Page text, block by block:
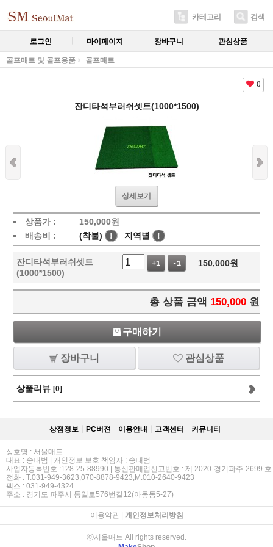
카테고리 검색
로그인 마이페이지 장바구니 관심상품
골프매트 및 골프용품 골프매트
0
잔디타석부러쉬셋트(1000*1500)
상세보기
상품가 : 150,000원
배송비 :
(착불) ! 지역별 !
잔디타석부러쉬셋트
(1000*1500)
+1 -1 150,000원
총 상품 금액 150,000 원
구매하기
장바구니 관심상품
상품리뷰 [0]
상점정보 PC버젼 이용안내 고객센터 커뮤니티
상호명 : 서울매트
대표 : 송태범 | 개인정보 보호 책임자 : 송태범
사업자등록번호 :128-25-88990 | 통신판매업신고번호 : 제 2020-경기파주-2699 호
전화 : T:031-949-3623,070-8878-9423,M:010-2640-9423
팩스 : 031-949-4324
주소 : 경기도 파주시 통일로576번길12(아동동5-27)
이용약관| 개인정보처리방침
ⓒ서울매트 All rights reserved.